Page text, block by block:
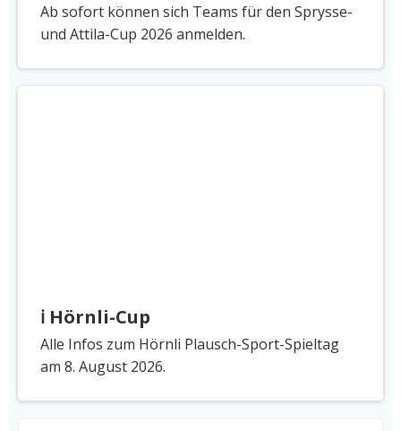
Ab sofort können sich Teams für den Sprysse-
und Attila-Cup 2026 anmelden.
ℹ️ Hörnli-Cup
Alle Infos zum Hörnli Plausch-Sport-Spieltag
am 8. August 2026.